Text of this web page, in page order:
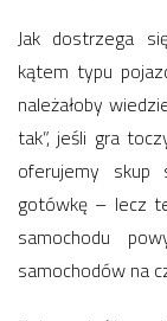
Jak dostrzega
kątem typu
należałoby
tak”, jeśli gra
oferujemy skup
gotówkę – lecz
samochodu
samochodów na